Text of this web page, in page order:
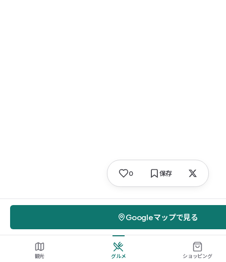
0 保存
Googleマップで見る
観光 グルメ ショッピング